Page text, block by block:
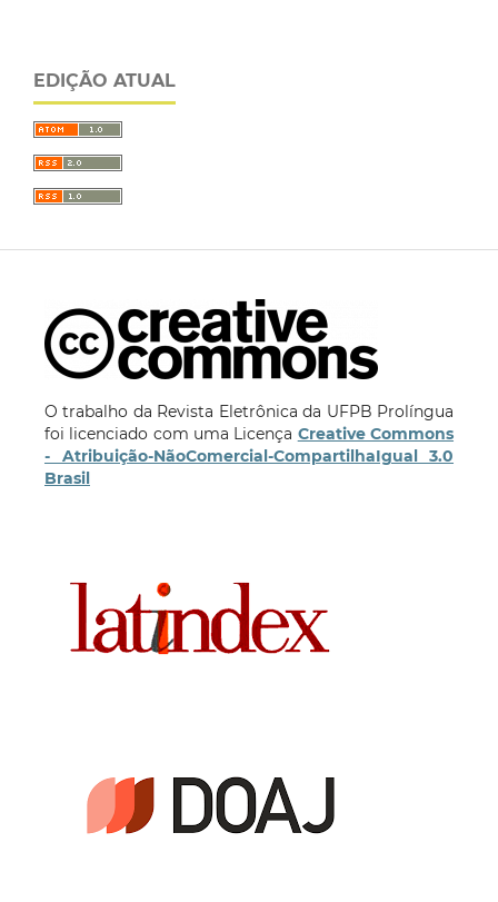
EDIÇÃO ATUAL
O trabalho da Revista Eletrônica da UFPB Prolíngua
foi licenciado com uma Licença Creative Commons
- Atribuição-NãoComercial-CompartilhaIgual 3.0
Brasil